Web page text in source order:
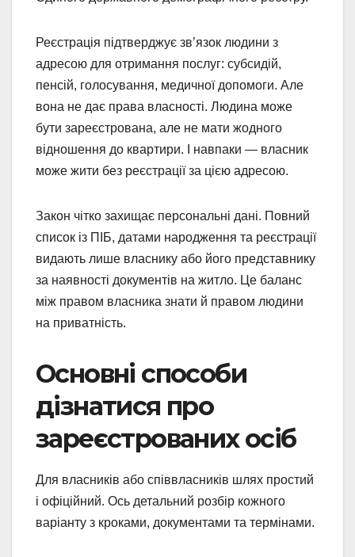
Реєстрація підтверджує зв’язок людини з
адресою для отримання послуг: субсидій,
пенсій, голосування, медичної допомоги. Але
вона не дає права власності. Людина може
бути зареєстрована, але не мати жодного
відношення до квартири. І навпаки — власник
може жити без реєстрації за цією адресою.
Закон чітко захищає персональні дані. Повний
список із ПІБ, датами народження та реєстрації
видають лише власнику або його представнику
за наявності документів на житло. Це баланс
між правом власника знати й правом людини
на приватність.
Основні способи
дізнатися про
зареєстрованих осіб
Для власників або співвласників шлях простий
і офіційний. Ось детальний розбір кожного
варіанту з кроками, документами та термінами.